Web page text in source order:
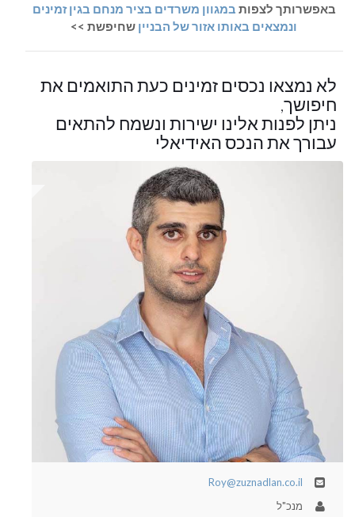
באפשרותך לצפות במגוון משרדים בציר מנחם בגין זמינים
ונמצאים באותו אזור של הבניין שחיפשת >>
לא נמצאו נכסים זמינים כעת התואמים את
חיפושך,
ניתן לפנות אלינו ישירות ונשמח להתאים
עבורך את הנכס האידיאלי
Roy@zuznadlan.co.il
מנכ"ל